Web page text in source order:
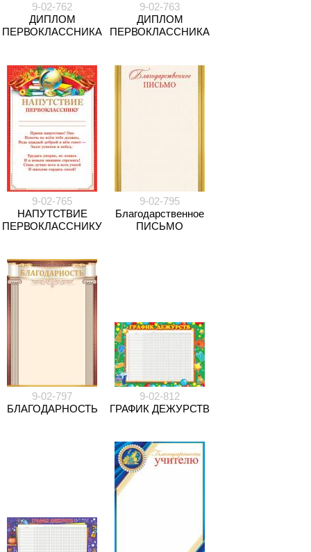
9-02-762
ДИПЛОМ
ПЕРВОКЛАССНИКА
9-02-763
ДИПЛОМ
ПЕРВОКЛАССНИКА
9-02-765
НАПУТСТВИЕ
ПЕРВОКЛАССНИКУ
9-02-795
Благодарственное
ПИСЬМО
9-02-797
БЛАГОДАРНОСТЬ
9-02-812
ГРАФИК ДЕЖУРСТВ